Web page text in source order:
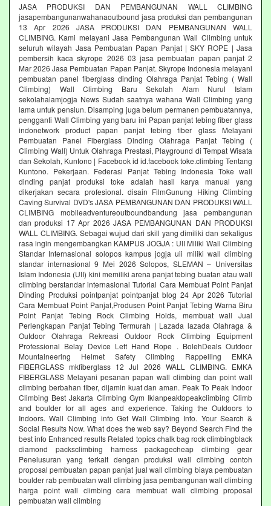
JASA PRODUKSI DAN PEMBANGUNAN WALL CLIMBING
jasapembangunanwahanaoutbound jasa produksi dan pembangunan
13 Apr 2026 JASA PRODUKSI DAN PEMBANGUNAN WALL
CLIMBING. Kami melayani Jasa Pembangunan Wall Climbing untuk
seluruh wilayah Jasa Pembuatan Papan Panjat | SKY ROPE | Jasa
pembersih kaca skyrope 2026 03 jasa pembuatan papan panjat 2
Mar 2026 Jasa Pembuatan Papan Panjat. Skyrope Indonesia melayani
pembuatan panel fiberglass dinding Olahraga Panjat Tebing ( Wall
Climbing) Wall Climbing Baru Sekolah Alam Nurul Islam
sekolahalamjogja News Sudah saatnya wahana Wall Climbing yang
lama untuk pensiun. Disamping juga belum permanen pembuatannya,
pengganti Wall Climbing yang baru ini Papan panjat tebing fiber glass
indonetwork product papan panjat tebing fiber glass Melayani
Pembuatan Panel Fiberglass Dinding Olahraga Panjat Tebing (
Climbing Wall) Untuk Olahraga Prestasi, Playground di Tempat Wisata
dan Sekolah, Kuntono | Facebook id id.facebook toke.climbing Tentang
Kuntono. Pekerjaan. Federasi Panjat Tebing Indonesia Toke wall
dinding panjat produksi toke adalah hasil karya manual yang
dikerjakan secara profesional. disain FilmGunung Hiking Climbing
Caving Survival DVD's JASA PEMBANGUNAN DAN PRODUKSI WALL
CLIMBING mobileadventureoutboundbandung jasa pembangunan
dan produksi 17 Apr 2026 JASA PEMBANGUNAN DAN PRODUKSI
WALL CLIMBING. Sebagai wujud dari skill yang dimiliki dan sekaligus
rasa ingin mengembangkan KAMPUS JOGJA : UII Miliki Wall Climbing
Standar Internasional solopos kampus jogja uii miliki wall climbing
standar internasional 9 Mei 2026 Solopos, SLEMAN – Universitas
Islam Indonesia (UII) kini memiliki arena panjat tebing buatan atau wall
climbing berstandar internasional Tutorial Cara Membuat Point Panjat
Dinding Produksi pointpanjat pointpanjat blog 24 Apr 2026 Tutorial
Cara Membuat Point Panjat,Produsen Point Panjat Tebing Warna Biru
Point Panjat Tebing Rock Climbing Holds, membuat wall Jual
Perlengkapan Panjat Tebing Termurah | Lazada lazada Olahraga &
Outdoor Olahraga Rekreasi Outdoor Rock Climbing Equipment
Professional Belay Device Left Hand Rope . BolehDeals Outdoor
Mountaineering Helmet Safety Climbing Rappelling EMKA
FIBERGLASS mkfiberglass 12 Jul 2026 WALL CLIMBING. EMKA
FIBERGLASS Melayani pesanan papan wall climbing dan point wall
climbing berbahan fiber, dijamin kuat dan aman. Peak To Peak Indoor
Climbing Best Jakarta Climbing Gym‎ Iklanpeaktopeakclimbing Climb
and boulder for all ages and experience. Taking the Outdoors to
Indoors. Wall Climbing‎ info Get Wall Climbing Info. Your Search &
Social Results Now. What does the web say? Beyond Search Find the
best info Enhanced results Related topics chalk bag rock climbingblack
diamond packsclimbing harness packagecheap climbing gear
Penelusuran yang terkait dengan produksi wall climbing contoh
proposal pembuatan papan panjat jual wall climbing biaya pembuatan
boulder rab pembuatan wall climbing jasa pembangunan wall climbing
harga point wall climbing cara membuat wall climbing proposal
pembuatan wall climbing